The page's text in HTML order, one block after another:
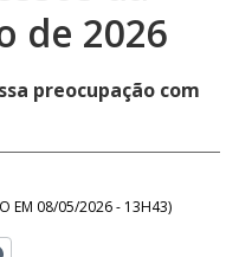
de 2026
preocupação com
EM 08/05/2026 - 13H43)